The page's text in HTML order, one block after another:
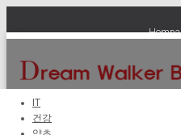
IT
건강